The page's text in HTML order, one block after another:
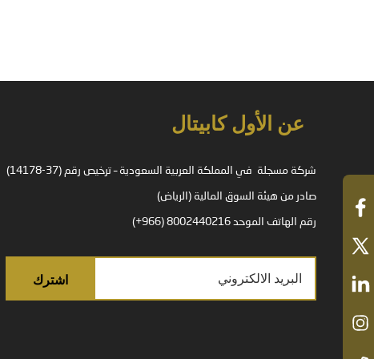
عن الأول كابيتال
شركة مسجلة في المملكة العربية السعودية – ترخيص رقم (37-14178)
صادر من هيئة السوق المالية (الرياض)
رقم الهاتف الموحد 8002440216 (966+)